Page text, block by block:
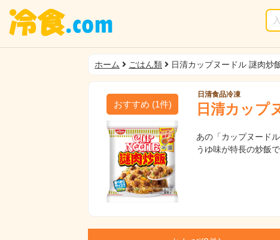
ホーム ごはん類 日清カップヌードル 謎肉炒
おすすめ (1件)
日清食品冷凍
日清カップ
あの「カップヌード
うゆ味が特長の炒飯